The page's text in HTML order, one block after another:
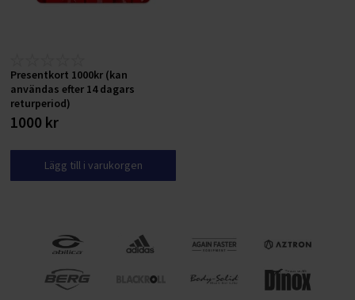
Presentkort 1000kr (kan
användas efter 14 dagars
returperiod)
1000 kr
Lägg till i varukorgen